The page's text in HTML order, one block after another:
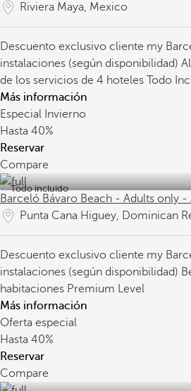
Riviera Maya, Mexico
Descuento exclusivo cliente my
instalaciones (según disponibilidad)
de los servicios de 4 hoteles Todo
Más información
Especial Invierno
Hasta 40%
Reservar
Compare
Todo incluido
Barceló Bávaro Beach - Adults only -
Punta Cana Higuey, Dominican
Descuento exclusivo cliente my
instalaciones (según disponibilidad)
habitaciones Premium Level
Más información
Oferta especial
Hasta 40%
Reservar
Compare